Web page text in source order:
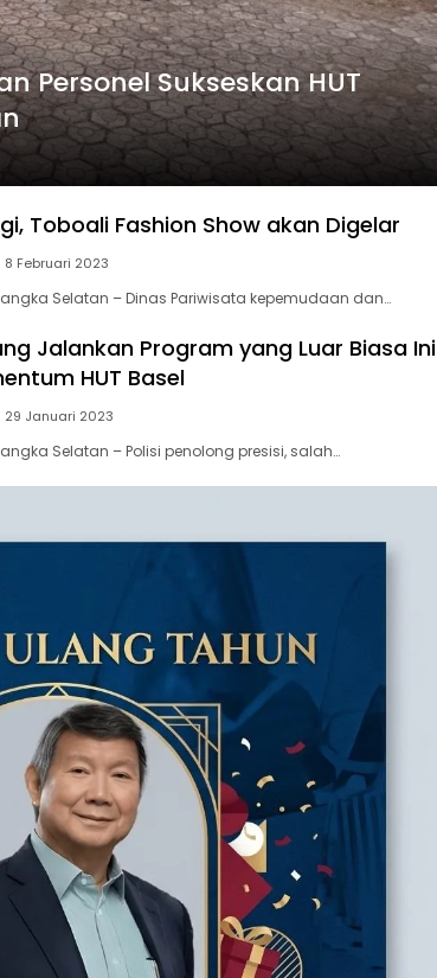
Personel Sukseskan HUT
Toboali Fashion Show akan Digelar
8 Februari 2023
Selatan – Dinas Pariwisata kepemudaan dan…
Jalankan Program yang Luar Biasa Ini
HUT Basel
29 Januari 2023
Selatan – Polisi penolong presisi, salah…